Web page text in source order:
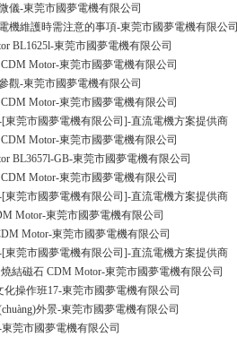
儀-東莞市國夢電機有限公司
機維護時需注意的事項-東莞市國夢電機有限公
BL1625l-東莞市國夢電機有限公司
Motor-東莞市國夢電機有限公司
觀-東莞市國夢電機有限公司
Motor-東莞市國夢電機有限公司
東莞市國夢電機有限公司]-直流電機方案提供商
Motor-東莞市國夢電機有限公司
BL3657l-GB-東莞市國夢電機有限公司
Motor-東莞市國夢電機有限公司
東莞市國夢電機有限公司]-直流電機方案提供商
Motor-東莞市國夢電機有限公司
Motor-東莞市國夢電機有限公司
東莞市國夢電機有限公司]-直流電機方案提供商
結磁石 CDM Motor-東莞市國夢電機有限公司
化操作班17-東莞市國夢電機有限公司
外景-東莞市國夢電機有限公司
莞市國夢電機有限公司